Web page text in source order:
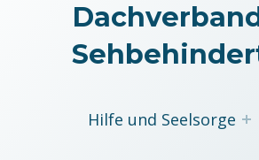
Hilfe und Seelsorge